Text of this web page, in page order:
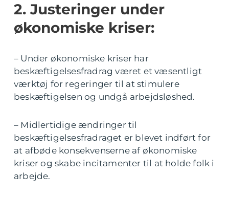
2. Justeringer under
økonomiske kriser:
– Under økonomiske kriser har
beskæftigelsesfradrag været et væsentligt
værktøj for regeringer til at stimulere
beskæftigelsen og undgå arbejdsløshed.
– Midlertidige ændringer til
beskæftigelsesfradraget er blevet indført for
at afbøde konsekvenserne af økonomiske
kriser og skabe incitamenter til at holde folk i
arbejde.